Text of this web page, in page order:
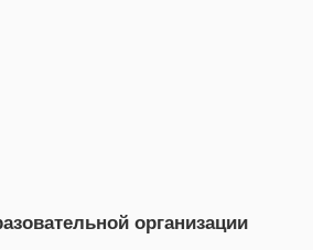
организации